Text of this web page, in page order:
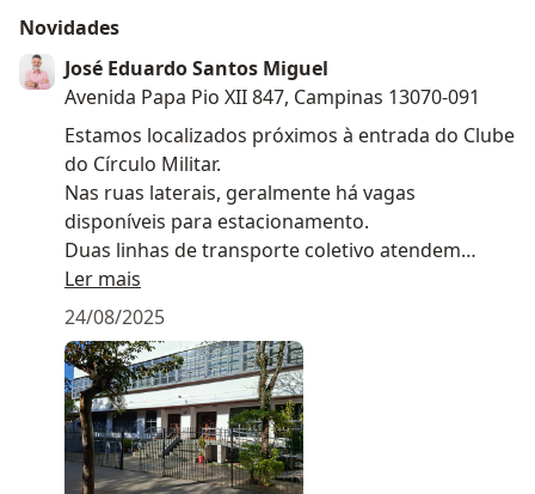
Novidades
José Eduardo Santos Miguel
Avenida Papa Pio XII 847, Campinas 13070-091
Estamos localizados próximos à entrada do Clube
do Círculo Militar.
Nas ruas laterais, geralmente há vagas
disponíveis para estacionamento.
Duas linhas de transporte coletivo atendem
nosso endereço. Anote aí:
Linha 360 – liga as regiões Proença e Castelo,
passando pela região do Círculo Militar, bem em
frente ao nosso consultório.
Linha 361 – atende o Círculo Militar de Campinas,
com pontos de embarque e desembarque na
Avenida Getúlio Vargas, também em frente ao
consultório.
Ler mais
24/08/2025